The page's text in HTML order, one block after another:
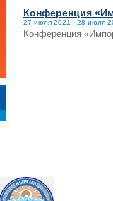
Конференция
27 июля 2021 - 28 июля
Конференция